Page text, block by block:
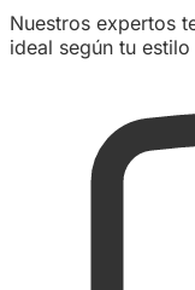
Nuestros expertos
ideal según tu